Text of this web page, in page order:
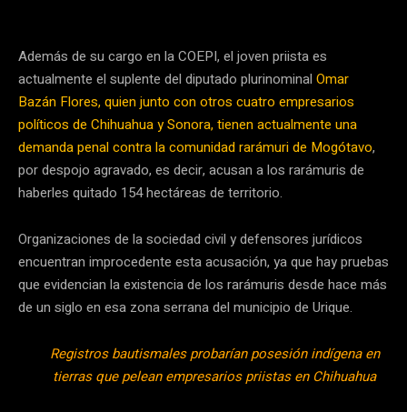
Además de su cargo en la COEPI, el joven priista es
actualmente el suplente del diputado plurinominal Omar
Bazán Flores, quien junto con otros cuatro empresarios
políticos de Chihuahua y Sonora, tienen actualmente una
demanda penal contra la comunidad rarámuri de Mogótavo,
por despojo agravado, es decir, acusan a los rarámuris de
haberles quitado 154 hectáreas de territorio.
Organizaciones de la sociedad civil y defensores jurídicos
encuentran improcedente esta acusación, ya que hay pruebas
que evidencian la existencia de los rarámuris desde hace más
de un siglo en esa zona serrana del municipio de Urique.
Registros bautismales probarían posesión indígena en
tierras que pelean empresarios priistas en Chihuahua